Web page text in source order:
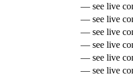
— see live
— see live
— see live
— see live
— see live
— see live